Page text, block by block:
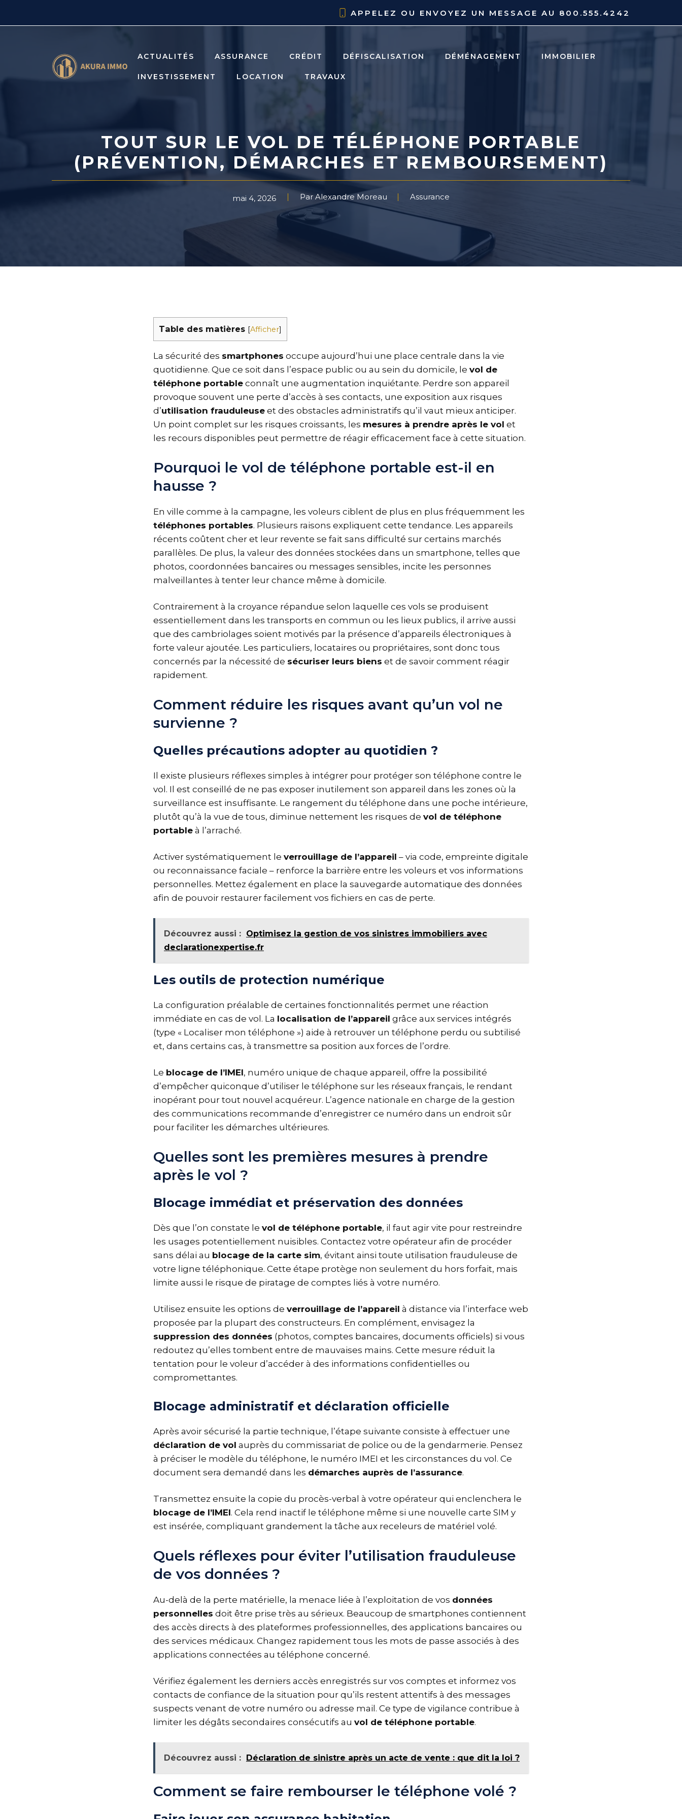
APPELEZ OU ENVOYEZ UN MESSAGE AU 800.555.4242
ACTUALITÉS ASSURANCE CRÉDIT DÉFISCALISATION DÉMÉNAGEMENT IMMOBILIER
INVESTISSEMENT LOCATION TRAVAUX
TOUT SUR LE VOL DE TÉLÉPHONE PORTABLE
(PRÉVENTION, DÉMARCHES ET REMBOURSEMENT)
mai 4, 2026 Par Alexandre Moreau Assurance
Table des matières [Afficher]
La sécurité des smartphones occupe aujourd’hui une place centrale dans la vie
quotidienne. Que ce soit dans l’espace public ou au sein du domicile, le vol de
téléphone portable connaît une augmentation inquiétante. Perdre son appareil
provoque souvent une perte d’accès à ses contacts, une exposition aux risques
d’utilisation frauduleuse et des obstacles administratifs qu’il vaut mieux anticiper.
Un point complet sur les risques croissants, les mesures à prendre après le vol et
les recours disponibles peut permettre de réagir efficacement face à cette situation.
Pourquoi le vol de téléphone portable est-il en
hausse ?
En ville comme à la campagne, les voleurs ciblent de plus en plus fréquemment les
téléphones portables. Plusieurs raisons expliquent cette tendance. Les appareils
récents coûtent cher et leur revente se fait sans difficulté sur certains marchés
parallèles. De plus, la valeur des données stockées dans un smartphone, telles que
photos, coordonnées bancaires ou messages sensibles, incite les personnes
malveillantes à tenter leur chance même à domicile.
Contrairement à la croyance répandue selon laquelle ces vols se produisent
essentiellement dans les transports en commun ou les lieux publics, il arrive aussi
que des cambriolages soient motivés par la présence d’appareils électroniques à
forte valeur ajoutée. Les particuliers, locataires ou propriétaires, sont donc tous
concernés par la nécessité de sécuriser leurs biens et de savoir comment réagir
rapidement.
Comment réduire les risques avant qu’un vol ne
survienne ?
Quelles précautions adopter au quotidien ?
Il existe plusieurs réflexes simples à intégrer pour protéger son téléphone contre le
vol. Il est conseillé de ne pas exposer inutilement son appareil dans les zones où la
surveillance est insuffisante. Le rangement du téléphone dans une poche intérieure,
plutôt qu’à la vue de tous, diminue nettement les risques de vol de téléphone
portable à l’arraché.
Activer systématiquement le verrouillage de l’appareil – via code, empreinte digitale
ou reconnaissance faciale – renforce la barrière entre les voleurs et vos informations
personnelles. Mettez également en place la sauvegarde automatique des données
afin de pouvoir restaurer facilement vos fichiers en cas de perte.
Découvrez aussi : Optimisez la gestion de vos sinistres immobiliers avec
declarationexpertise.fr
Les outils de protection numérique
La configuration préalable de certaines fonctionnalités permet une réaction
immédiate en cas de vol. La localisation de l’appareil grâce aux services intégrés
(type « Localiser mon téléphone ») aide à retrouver un téléphone perdu ou subtilisé
et, dans certains cas, à transmettre sa position aux forces de l’ordre.
Le blocage de l’IMEI, numéro unique de chaque appareil, offre la possibilité
d’empêcher quiconque d’utiliser le téléphone sur les réseaux français, le rendant
inopérant pour tout nouvel acquéreur. L’agence nationale en charge de la gestion
des communications recommande d’enregistrer ce numéro dans un endroit sûr
pour faciliter les démarches ultérieures.
Quelles sont les premières mesures à prendre
après le vol ?
Blocage immédiat et préservation des données
Dès que l’on constate le vol de téléphone portable, il faut agir vite pour restreindre
les usages potentiellement nuisibles. Contactez votre opérateur afin de procéder
sans délai au blocage de la carte sim, évitant ainsi toute utilisation frauduleuse de
votre ligne téléphonique. Cette étape protège non seulement du hors forfait, mais
limite aussi le risque de piratage de comptes liés à votre numéro.
Utilisez ensuite les options de verrouillage de l’appareil à distance via l’interface web
proposée par la plupart des constructeurs. En complément, envisagez la
suppression des données (photos, comptes bancaires, documents officiels) si vous
redoutez qu’elles tombent entre de mauvaises mains. Cette mesure réduit la
tentation pour le voleur d’accéder à des informations confidentielles ou
compromettantes.
Blocage administratif et déclaration officielle
Après avoir sécurisé la partie technique, l’étape suivante consiste à effectuer une
déclaration de vol auprès du commissariat de police ou de la gendarmerie. Pensez
à préciser le modèle du téléphone, le numéro IMEI et les circonstances du vol. Ce
document sera demandé dans les démarches auprès de l’assurance.
Transmettez ensuite la copie du procès-verbal à votre opérateur qui enclenchera le
blocage de l’IMEI. Cela rend inactif le téléphone même si une nouvelle carte SIM y
est insérée, compliquant grandement la tâche aux receleurs de matériel volé.
Quels réflexes pour éviter l’utilisation frauduleuse
de vos données ?
Au-delà de la perte matérielle, la menace liée à l’exploitation de vos données
personnelles doit être prise très au sérieux. Beaucoup de smartphones contiennent
des accès directs à des plateformes professionnelles, des applications bancaires ou
des services médicaux. Changez rapidement tous les mots de passe associés à des
applications connectées au téléphone concerné.
Vérifiez également les derniers accès enregistrés sur vos comptes et informez vos
contacts de confiance de la situation pour qu’ils restent attentifs à des messages
suspects venant de votre numéro ou adresse mail. Ce type de vigilance contribue à
limiter les dégâts secondaires consécutifs au vol de téléphone portable.
Découvrez aussi : Déclaration de sinistre après un acte de vente : que dit la loi ?
Comment se faire rembourser le téléphone volé ?